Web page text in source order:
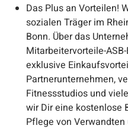
Das Plus an Vorteilen!
sozialen Träger im
Bonn. Über das
Mitarbeitervorteile-
exklusive
Partnerunternehmen,
Fitnessstudios und
wir Dir eine kostenlose
Pflege von